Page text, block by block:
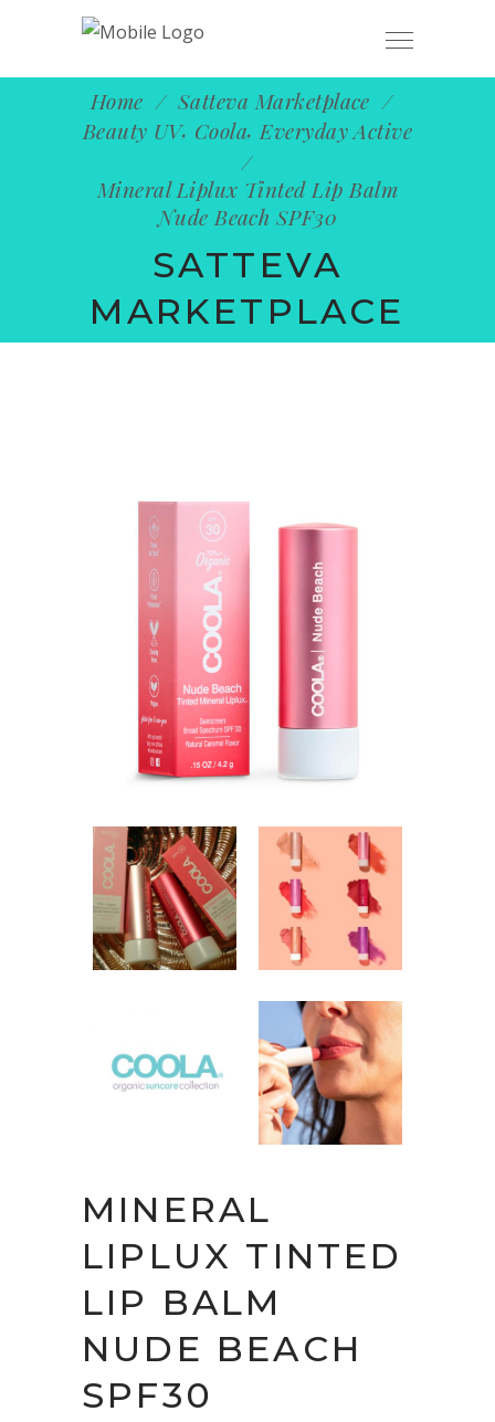
Home / Satteva Marketplace /
Beauty UV, Coola, Everyday Active
/
Mineral Liplux Tinted Lip Balm
Nude Beach SPF30
SATTEVA
MARKETPLACE
MINERAL
LIPLUX TINTED
LIP BALM
NUDE BEACH
SPF30
ENVÍO GRATUITO EN PEDIDOS MAYORES
A $1,200 MXN
OK